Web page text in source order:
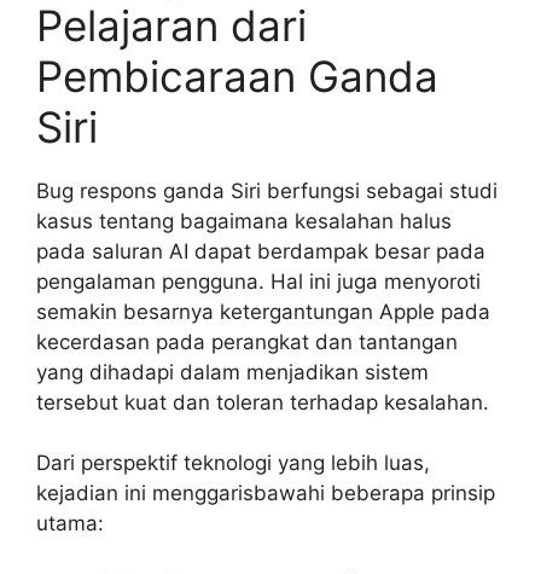
Pelajaran dari
Pembicaraan Ganda
Siri
Bug respons ganda Siri berfungsi sebagai studi
kasus tentang bagaimana kesalahan halus
pada saluran AI dapat berdampak besar pada
pengalaman pengguna. Hal ini juga menyoroti
semakin besarnya ketergantungan Apple pada
kecerdasan pada perangkat dan tantangan
yang dihadapi dalam menjadikan sistem
tersebut kuat dan toleran terhadap kesalahan.
Dari perspektif teknologi yang lebih luas,
kejadian ini menggarisbawahi beberapa prinsip
utama: